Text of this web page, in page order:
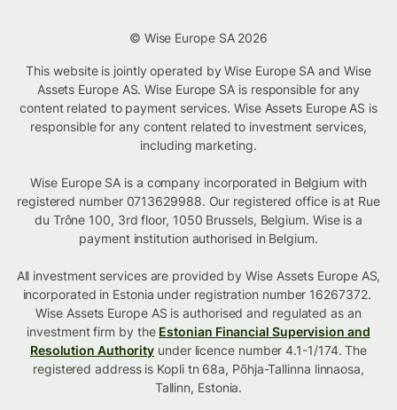
© Wise Europe SA 2026
This website is jointly operated by Wise Europe SA and Wise
Assets Europe AS. Wise Europe SA is responsible for any
content related to payment services. Wise Assets Europe AS is
responsible for any content related to investment services,
including marketing.
Wise Europe SA is a company incorporated in Belgium with
registered number 0713629988. Our registered office is at Rue
du Trône 100, 3rd floor, 1050 Brussels, Belgium. Wise is a
payment institution authorised in Belgium.
All investment services are provided by Wise Assets Europe AS,
incorporated in Estonia under registration number 16267372.
Wise Assets Europe AS is authorised and regulated as an
investment firm by the Estonian Financial Supervision and
Resolution Authority under licence number 4.1-1/174. The
registered address is Kopli tn 68a, Põhja-Tallinna linnaosa,
Tallinn, Estonia.